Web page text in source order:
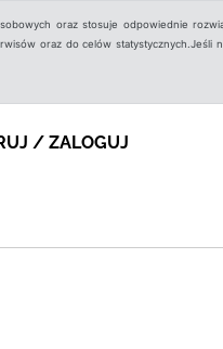
oraz stosuje odpowiednie
oraz do celów statystycznych.Jeśli
/ ZALOGUJ